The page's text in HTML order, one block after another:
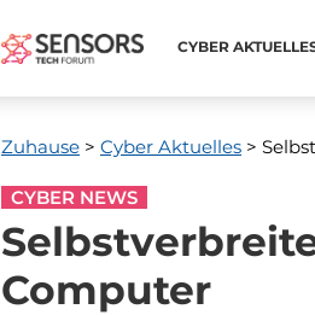
CYBER
Zuhause > Cyber ​​Aktuelles >
CYBER NEWS
Computer